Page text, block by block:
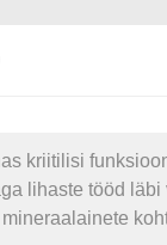
kriitilisi
lihaste tööd